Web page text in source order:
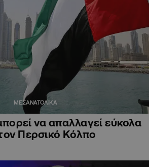
ΜΕΣΑΝΑΤΟΛΙΚΑ
να απαλλαγεί εύκολα
Περσικό Κόλπο